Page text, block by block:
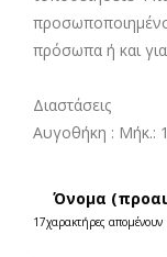
πρόσωπα ή και
Διαστάσεις
Αυγοθήκη : Μήκ.:
Όνομα
17χαρακτήρες απομένουν